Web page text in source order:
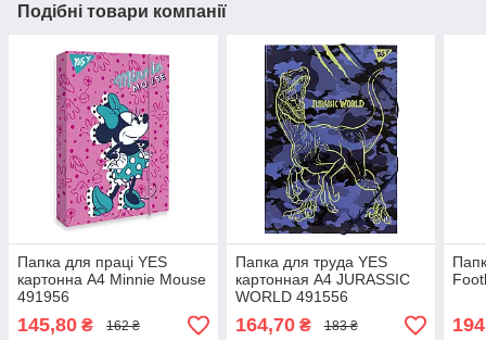
Подібні товари компанії
Папка для праці YES
картонна A4 Minnie Mouse
491956
145,80 ₴ 162 ₴
Папка для труда YES
картонная A4 JURASSIC
WORLD 491556
164,70₴ 183 ₴